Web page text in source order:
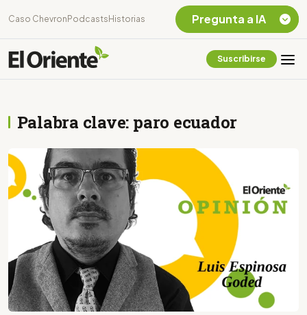
Caso Chevron Podcasts Historias
Suscribirse
Palabra clave: paro ecuador
Pregunta a IA
Listar destinos
Amazonia Ecuatoriana
¿En que consiste la
tasa minera que rige en
Ecuador?